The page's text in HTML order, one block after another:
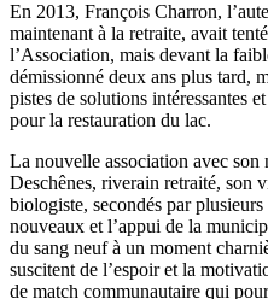
En 2013, François Charron,
maintenant à la retraite, avait
l’Association, mais devant la
démissionné deux ans plus tard,
pistes de solutions intéressantes
pour la restauration du lac.
La nouvelle association avec
Deschênes, riverain retraité, son
biologiste, secondés par
nouveaux et l’appui de la
du sang neuf à un moment
suscitent de l’espoir et la
de match communautaire qui